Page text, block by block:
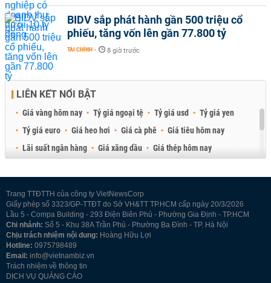
BIDV sắp phát hành gần 500 triệu cổ
phiếu, tăng vốn lên gần 77.800 tỷ
TÀI CHÍNH - 8 giờ trước
LIÊN KẾT NỔI BẬT
Giá vàng hôm nay Tỷ giá ngoại tệ Tỷ giá usd
Tỷ giá yen
Tỷ giá euro
Giá heo hơi Giá cà phê
Giá tiêu hôm nay
Lãi suất ngân hàng
Giá xăng dầu
Giá thép hôm nay
Trang TTĐTTH của công ty VietNewsCorp
Giấy phép số 3323/GP-TTĐT do Sở VH&TT TP.HCM cấp ngày 20/3/2026
Lầu 5 - Compa Building - 293 Điện Biên Phủ - Phường Gia Định - TP.HCM
Chi nhánh: Số 5 - Khu 38A Trần Phú - Phường Ba Đình - TP. Hà Nội
Chịu trách nhiệm nội dung: Hoàng Hữu Lợi
Hotline: 0975798489
Email: info@vietnambiz.vn
Trách nhiệm về thông tin
DỊCH VỤ QUẢNG CÁO